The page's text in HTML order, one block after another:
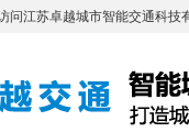
问江苏卓越城市智能交通科技